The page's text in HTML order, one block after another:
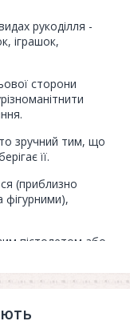
рукоділля -
іграшок,
сторони
зручний тим, що
її.
(приблизно
пістолетом або